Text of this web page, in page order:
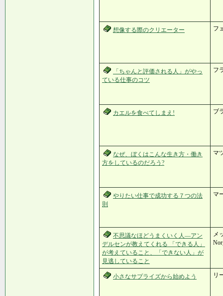
想像する際のクリエーター フ
「ちゃんと評価される人」がやっ
ている仕事のコツ
フ
カエルを食べてしまえ! ブ
なぜ、ぼくはこんな生き方・働き
方をしているのだろう?
マ
やりたい仕事で成功する７つの法
則
マ
不思議なほどうまくいく人―アン
デルセンが教えてくれる 「できる人」
が考えていること、「できない人」が
見逃していること
メ
小さなサプライズから始めよう リ